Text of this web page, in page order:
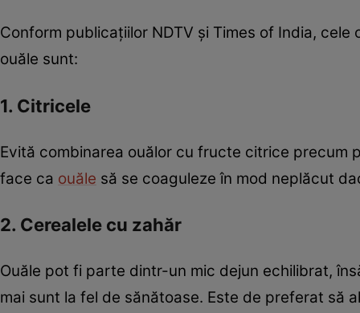
Conform publicațiilor NDTV și Times of India,
ouăle sunt:
1. Citricele
Evită combinarea ouălor cu fructe citrice
face ca ouăle să se coaguleze în mod neplăcut
2. Cerealele cu zahăr
Ouăle pot fi parte dintr-un mic dejun echilibrat,
mai sunt la fel de sănătoase. Este de preferat să